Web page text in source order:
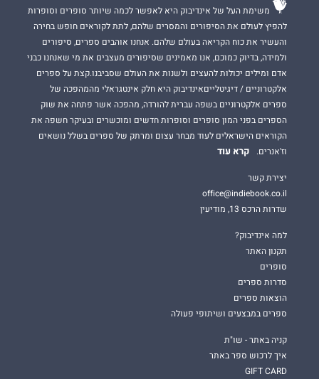
משימת העל של אינדיבוק היא לאפשר לכמה שיותר סופרים וסופרות
להפיץ לעולם את הסיפורים והמסרים שלהם, לתת לקוראים חופש בחירה
והעשיר את כוח הקריאה בעולם שלהם. אנחנו אוהבים ספרים, סיפורים
ולמידה, בדיוק כמוכם, אנו מאמינים שסיפורים מעצבים את מי שאנחנו כבני
אדם ומילים יכולות להעצים ולשנות את העולם שסביבנו.קצת על ספרים
אלקטרוניים / דיגיטלייםאינדיבוק היא חלק אינטגראלי מהמהפכה של
ספרים אלקטרוניים בשפה עברית להורדה, מהפכה אשר פתחה את שוק
הספרים בפני המון סופרים וסופרות חדשים ומוכשרים ובעיקר חשפה את
הקוראים הישראלים לעוד מבחר עצום ומרתק של ספרים בשלל נושאים
וז'אנרים.
קרא עוד
יצירת קשר
office@indiebook.co.il
שדרות הרכס 13, מודיעין
למה אינדיבוק?
תקנון האתר
סופרים
סדרות ספרים
הוצאות ספרים
ספרים במבצעים ושיתופי פעולה
קניה באתר - שו"ת
איך לרכוש ספר באתר
GIFT CARD